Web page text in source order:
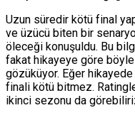
Uzun süredir kötü final
ve üzücü biten bir
öleceği konuşuldu. Bu
fakat hikayeye göre
gözüküyor. Eğer
finali kötü bitmez.
ikinci sezonu da